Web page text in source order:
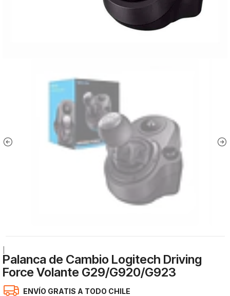
Palanca de Cambio Logitech Driving
Force Volante G29/G920/G923
ENVÍO GRATIS A TODO CHILE